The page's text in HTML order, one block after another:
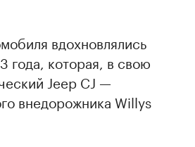
вдохновлялись
года, которая, в свою
Jeep CJ —
внедорожника Willys